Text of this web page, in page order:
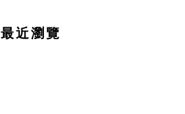
最近瀏覽